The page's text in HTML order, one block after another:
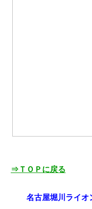
⇒ＴＯＰに戻る
名古屋堀川ライオ